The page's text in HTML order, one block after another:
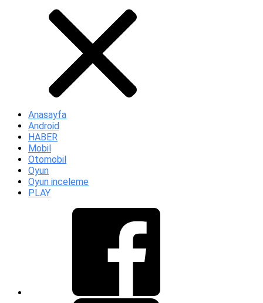
Anasayfa
Android
HABER
Mobil
Otomobil
Oyun
Oyun inceleme
PLAY